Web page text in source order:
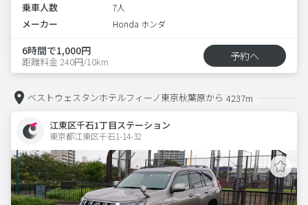
乗車人数 7人
メーカー Honda ホンダ
6時間で1,000円
距離料金 240円/10km 予約へ
ベストウェスタンホテルフィーノ東京秋葉原から 4237m
江東区千石1丁目ステーション
東京都江東区千石1-14-32